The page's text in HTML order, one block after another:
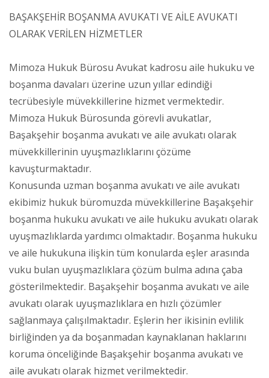
BAŞAKŞEHİR BOŞANMA AVUKATI VE AİLE AVUKATI
OLARAK VERİLEN HİZMETLER
Mimoza Hukuk Bürosu Avukat kadrosu aile hukuku ve
boşanma davaları üzerine uzun yıllar edindiği
tecrübesiyle müvekkillerine hizmet vermektedir.
Mimoza Hukuk Bürosunda görevli avukatlar,
Başakşehir boşanma avukatı ve aile avukatı olarak
müvekkillerinin uyuşmazlıklarını çözüme
kavuşturmaktadır.
Konusunda uzman boşanma avukatı ve aile avukatı
ekibimiz hukuk büromuzda müvekkillerine Başakşehir
boşanma hukuku avukatı ve aile hukuku avukatı olarak
uyuşmazlıklarda yardımcı olmaktadır. Boşanma hukuku
ve aile hukukuna ilişkin tüm konularda eşler arasında
vuku bulan uyuşmazlıklara çözüm bulma adına çaba
gösterilmektedir. Başakşehir boşanma avukatı ve aile
avukatı olarak uyuşmazlıklara en hızlı çözümler
sağlanmaya çalışılmaktadır. Eşlerin her ikisinin evlilik
birliğinden ya da boşanmadan kaynaklanan haklarını
koruma önceliğinde Başakşehir boşanma avukatı ve
aile avukatı olarak hizmet verilmektedir.